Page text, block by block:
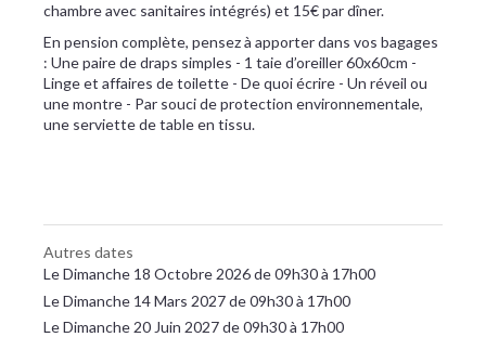
chambre avec sanitaires intégrés) et 15€ par dîner.
En pension complète, pensez à apporter dans vos bagages
: Une paire de draps simples - 1 taie d’oreiller 60x60cm -
Linge et affaires de toilette - De quoi écrire - Un réveil ou
une montre - Par souci de protection environnementale,
une serviette de table en tissu.
Autres dates
Le Dimanche 18 Octobre 2026 de 09h30 à 17h00
Le Dimanche 14 Mars 2027 de 09h30 à 17h00
Le Dimanche 20 Juin 2027 de 09h30 à 17h00